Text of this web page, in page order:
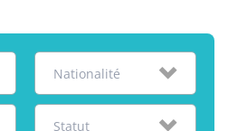
Nationalité
Statut